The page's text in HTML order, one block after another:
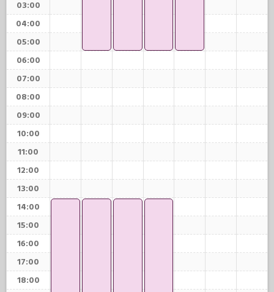
03:00
04:00
05:00
06:00
07:00
08:00
09:00
10:00
11:00
12:00
13:00
14:00
15:00
16:00
17:00
18:00